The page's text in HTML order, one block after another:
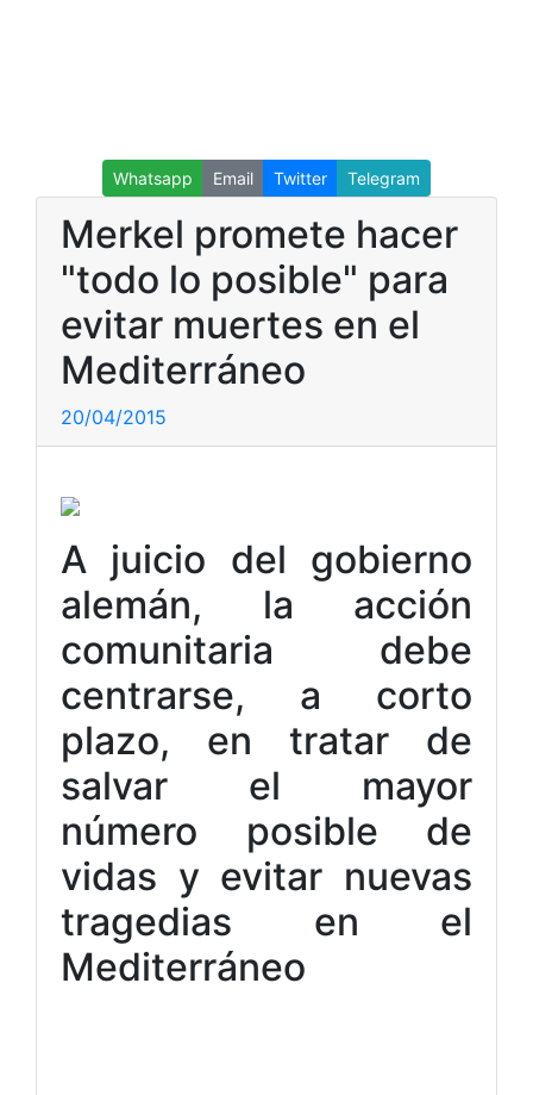
Whatsapp Email Twitter Telegram
Merkel promete hacer
"todo lo posible" para
evitar muertes en el
Mediterráneo
20/04/2015
A juicio del gobierno
alemán, la acción
comunitaria debe
centrarse, a corto
plazo, en tratar de
salvar el mayor
número posible de
vidas y evitar nuevas
tragedias en el
Mediterráneo